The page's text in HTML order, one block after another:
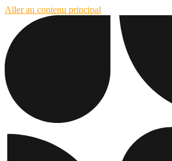
Aller au contenu principal